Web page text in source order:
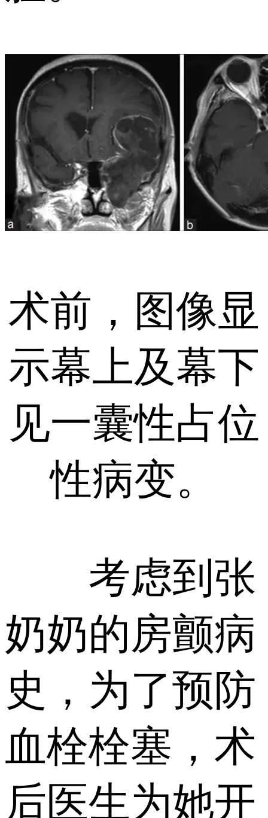
术前，图像显
示幕上及幕下
见一囊性占位
性病变。
考虑到张
奶奶的房颤病
史，为了预防
血栓栓塞，术
后医生为她开